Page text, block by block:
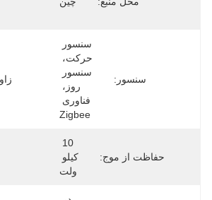
سنسور:
Zigbee
حفاظت از موج:
ولت